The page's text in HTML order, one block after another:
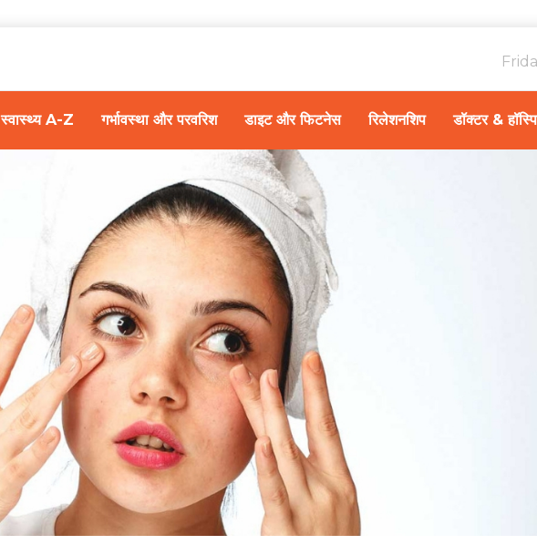
स्वास्थ्य A-Z गर्भावस्था और परवरिश डाइट और फिटनेस रिलेशनशिप डॉक्टर &